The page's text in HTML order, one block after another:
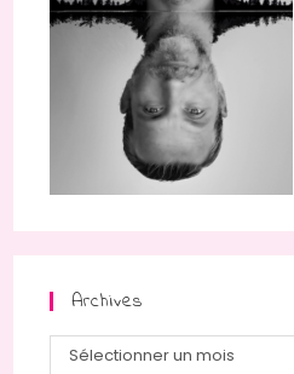
Archives
Archives
Sélectionner un mois